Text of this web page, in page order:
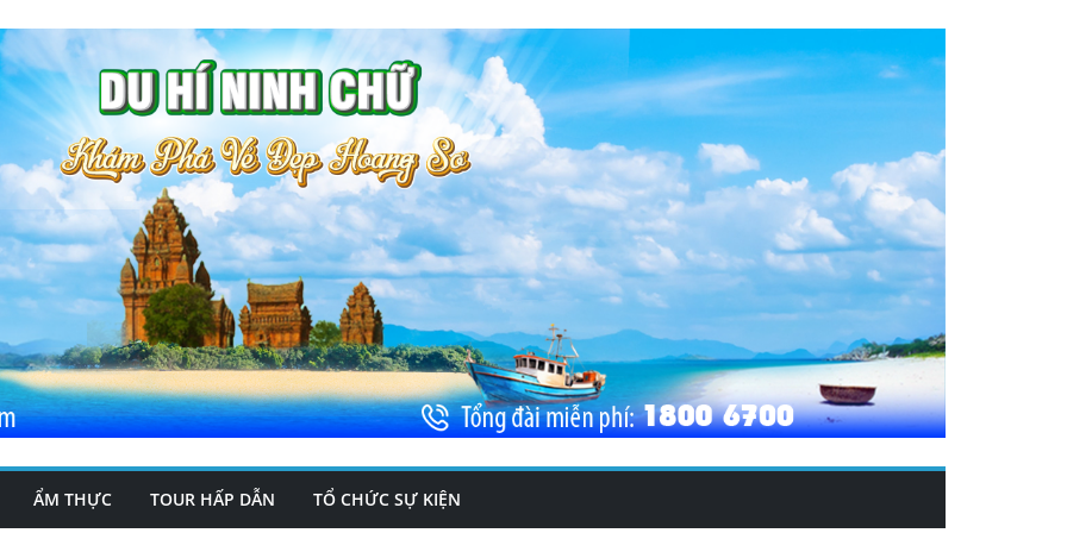
ẨM THỰC TOUR HẤP DẪN TỔ CHỨC SỰ KIỆN